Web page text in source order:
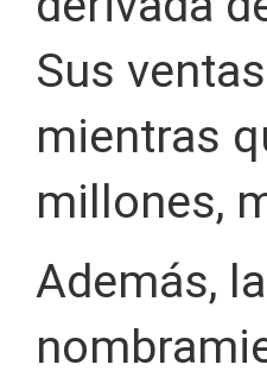
Sus
mientras
millones,
Además,